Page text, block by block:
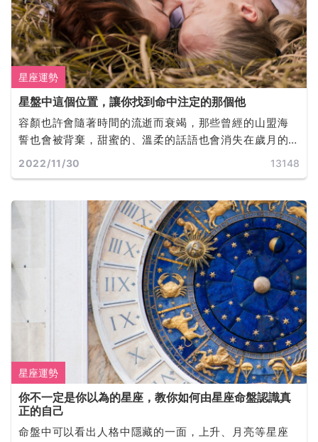
星座運勢
星盤中這個位置，讓你找到命中注定的那個他
容顏也許會隨著時間的流逝而衰竭，那些曾經的山盟海
誓也會被背棄，甜蜜的、溫柔的話語也會消失在歲月的
軌道裡，而誰才是你真正的靈魂伴侶呢？
2022/11/30 13148
星座運勢
你不一定是你以為的星座，教你如何由星座命盤認識真
正的自己
命盤中可以看出人格中隱藏的一面，上升、月亮等星座